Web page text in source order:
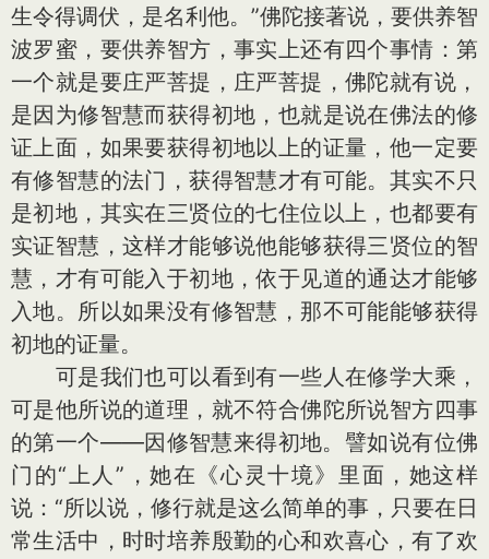
生令得调伏，是名利他。”佛陀接著说，要供养智
波罗蜜，要供养智方，事实上还有四个事情：第
一个就是要庄严菩提，庄严菩提，佛陀就有说，
是因为修智慧而获得初地，也就是说在佛法的修
证上面，如果要获得初地以上的证量，他一定要
有修智慧的法门，获得智慧才有可能。其实不只
是初地，其实在三贤位的七住位以上，也都要有
实证智慧，这样才能够说他能够获得三贤位的智
慧，才有可能入于初地，依于见道的通达才能够
入地。所以如果没有修智慧，那不可能能够获得
初地的证量。
可是我们也可以看到有一些人在修学大乘，
可是他所说的道理，就不符合佛陀所说智方四事
的第一个——因修智慧来得初地。譬如说有位佛
门的“上人”，她在《心灵十境》里面，她这样
说：“所以说，修行就是这么简单的事，只要在日
常生活中，时时培养殷勤的心和欢喜心，有了欢